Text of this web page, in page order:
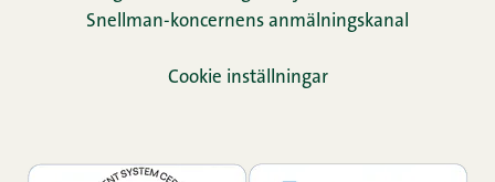
Snellman-koncernens anmälningskanal
Cookie inställningar